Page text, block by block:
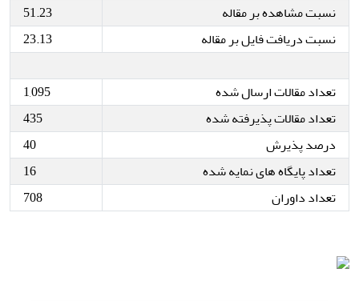
نسبت مشاهده بر مقاله
51.23
نسبت دریافت فایل بر مقاله
23.13
تعداد مقالات ارسال شده
1,095
تعداد مقالات پذیرفته شده
435
درصد پذیرش
40
تعداد پایگاه های نمایه شده
16
تعداد داوران
708